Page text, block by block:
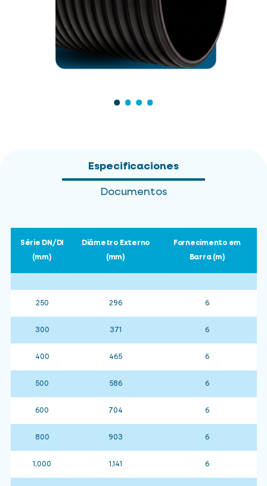
Especificaciones
Documentos
Série DN/DI
(mm)
Diâmetro Externo
(mm)
Fornecimento em
Barra (m)
250 296 6
300 371 6
400 465 6
500 586 6
600 704 6
800 903 6
1,000 1,141 6